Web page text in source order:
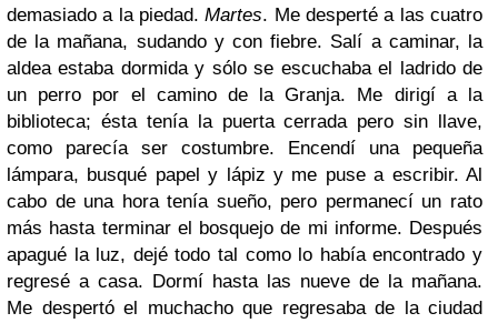
demasiado a la piedad.Martes. Me desperté a las cuatro
de la mañana, sudando y con fiebre. Salí a caminar, la
aldea estaba dormida y sólo se escuchaba el ladrido de
un perro por el camino de la Granja. Me dirigí a la
biblioteca; ésta tenía la puerta cerrada pero sin llave,
como parecía ser costumbre. Encendí una pequeña
lámpara, busqué papel y lápiz y me puse a escribir. Al
cabo de una hora tenía sueño, pero permanecí un rato
más hasta terminar el bosquejo de mi informe. Después
apagué la luz, dejé todo tal como lo había encontrado y
regresé a casa. Dormí hasta las nueve de la mañana.
Me despertó el muchacho que regresaba de la ciudad